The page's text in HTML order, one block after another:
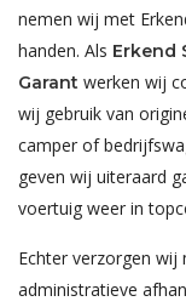
nemen wij met
handen. Als Erkend
Garant werken wij
wij gebruik van
camper of
geven wij uiteraard
voertuig weer in
Echter verzorgen wij
administratieve